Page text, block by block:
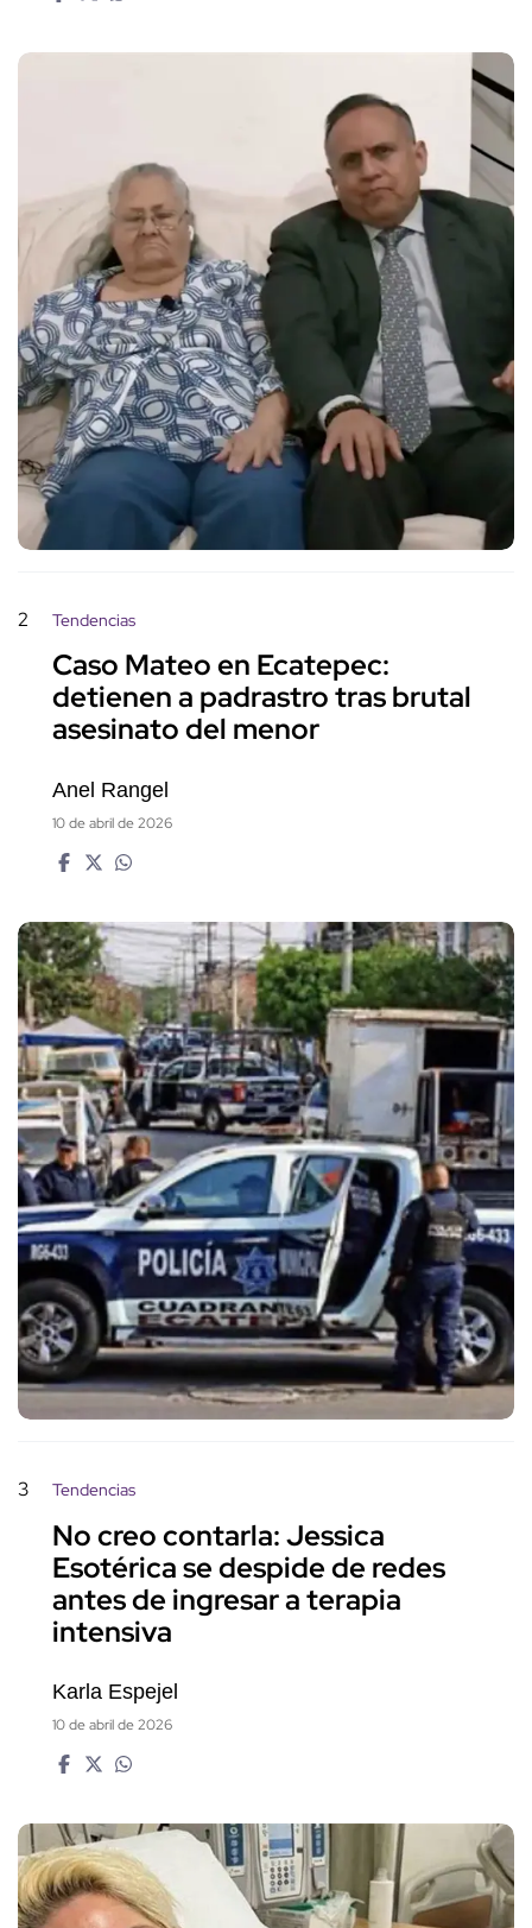
2 Tendencias
Caso Mateo en Ecatepec:
detienen a padrastro tras brutal
asesinato del menor
Anel Rangel
10 de abril de 2026
3 Tendencias
No creo contarla: Jessica
Esotérica se despide de redes
antes de ingresar a terapia
intensiva
Karla Espejel
10 de abril de 2026